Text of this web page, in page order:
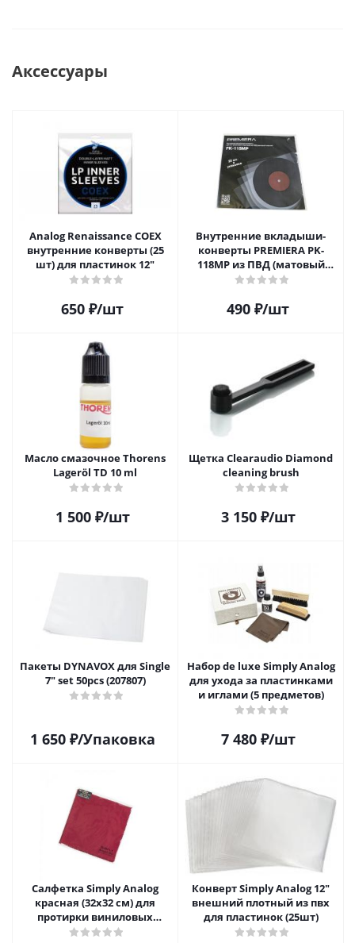
Аксессуары
Analog Renaissance COEX
внутренние конверты (25
шт) для пластинок 12"
650 ₽/шт
Внутренние вкладыши-
конверты PREMIERA PK-
118MP из ПВД (матовый
пластик) для 12" виниловых
490 ₽/шт
Масло смазочное Thorens
Lageröl TD 10 ml
1 500₽/шт
Щетка Clearaudio Diamond
cleaning brush
3 150₽/шт
Пакеты DYNAVOX для Single
7" set 50pcs (207807)
1 650₽/Упаковка
Набор de luxe Simply Analog
для ухода за пластинками
и иглами (5 предметов)
7 480₽/шт
Салфетка Simply Analog
красная (32х32 см) для
протирки виниловых
пластинок из микрофибры
Конверт Simply Analog 12"
внешний плотный из пвх
для пластинок (25шт)